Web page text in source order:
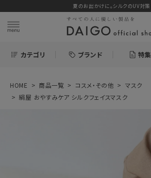
夏のお出かけに。シルクのUV対策
カテゴリ ブランド 特集
search
HOME 商品一覧 コスメ・その他
マスク
絹屋 おやすみケア シルクフェイスマスク